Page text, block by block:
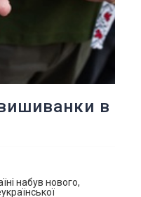
в
набув нового,